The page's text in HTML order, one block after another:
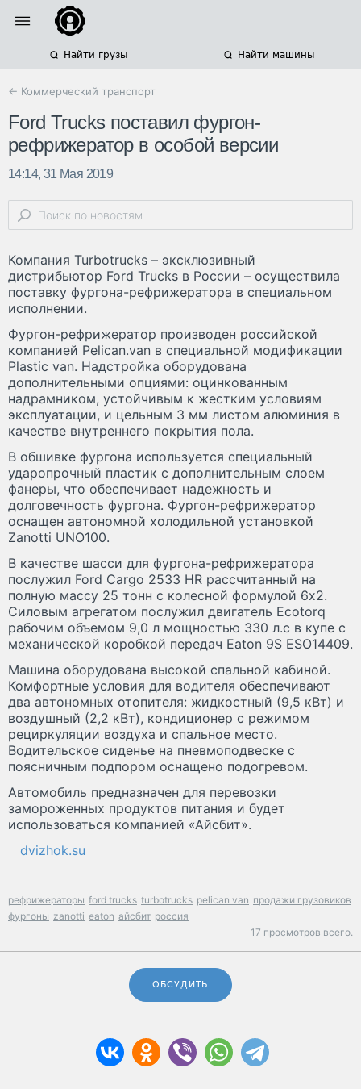
Найти грузы Найти машины
← Коммерческий транспорт
Ford Trucks поставил фургон-
рефрижератор в особой версии
14:14, 31 Мая 2019
Компания Turbotrucks – эксклюзивный
дистрибьютор Ford Trucks в России – осуществила
поставку фургона-рефрижератора в специальном
исполнении.
Фургон-рефрижератор производен российской
компанией Pelican.van в специальной модификации
Plastic van. Надстройка оборудована
дополнительными опциями: оцинкованным
надрамником, устойчивым к жестким условиям
эксплуатации, и цельным 3 мм листом алюминия в
качестве внутреннего покрытия пола.
В обшивке фургона используется специальный
ударопрочный пластик с дополнительным слоем
фанеры, что обеспечивает надежность и
долговечность фургона. Фургон-рефрижератор
оснащен автономной холодильной установкой
Zanotti UNO100.
В качестве шасси для фургона-рефрижератора
послужил Ford Cargo 2533 HR рассчитанный на
полную массу 25 тонн с колесной формулой 6x2.
Силовым агрегатом послужил двигатель Ecotorq
рабочим объемом 9,0 л мощностью 330 л.с в купе с
механической коробкой передач Eaton 9S ESO14409.
Машина оборудована высокой спальной кабиной.
Комфортные условия для водителя обеспечивают
два автономных отопителя: жидкостный (9,5 кВт) и
воздушный (2,2 кВт), кондиционер с режимом
рециркуляции воздуха и спальное место.
Водительское сиденье на пневмоподвеске с
поясничным подпором оснащено подогревом.
Автомобиль предназначен для перевозки
замороженных продуктов питания и будет
использоваться компанией «Айсбит».
dvizhok.su
рефрижераторы ford trucks turbotrucks pelican van продажи грузовиков
фургоны zanotti eaton айсбит россия
17 просмотров всего.
ОБСУДИТЬ